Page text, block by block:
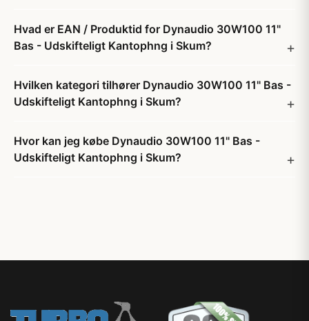
Hvad er EAN / Produktid for Dynaudio 30W100 11"
Bas - Udskifteligt Kantophng i Skum?
Hvilken kategori tilhører Dynaudio 30W100 11" Bas -
Udskifteligt Kantophng i Skum?
Hvor kan jeg købe Dynaudio 30W100 11" Bas -
Udskifteligt Kantophng i Skum?